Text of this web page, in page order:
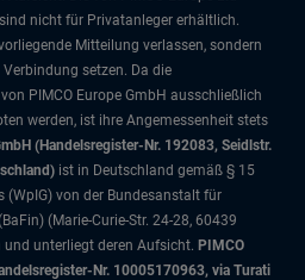
nicht für Privatanleger erhältlich.
Mitteilung verlassen, sondern
setzen. Da die
PIMCO Europe GmbH ausschließlich
werden, ist ihre Angemessenheit stets
(Handelsregister-Nr. 192083, Seidlstr.
ist in Deutschland gemäß § 15
(WpIG) von der Bundesanstalt für
(Marie-Curie-Str. 24-28, 60439
unterliegt deren Aufsicht. PIMCO
Nr. 10005170963, via Turati